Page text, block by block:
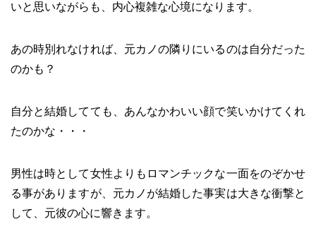
いと思いながらも、内心複雑な心境になります。
あの時別れなければ、元カノの隣りにいるのは自分だった
のかも？
自分と結婚してても、あんなかわいい顔で笑いかけてくれ
たのかな・・・
男性は時として女性よりもロマンチックな一面をのぞかせ
る事がありますが、元カノが結婚した事実は大きな衝撃と
して、元彼の心に響きます。